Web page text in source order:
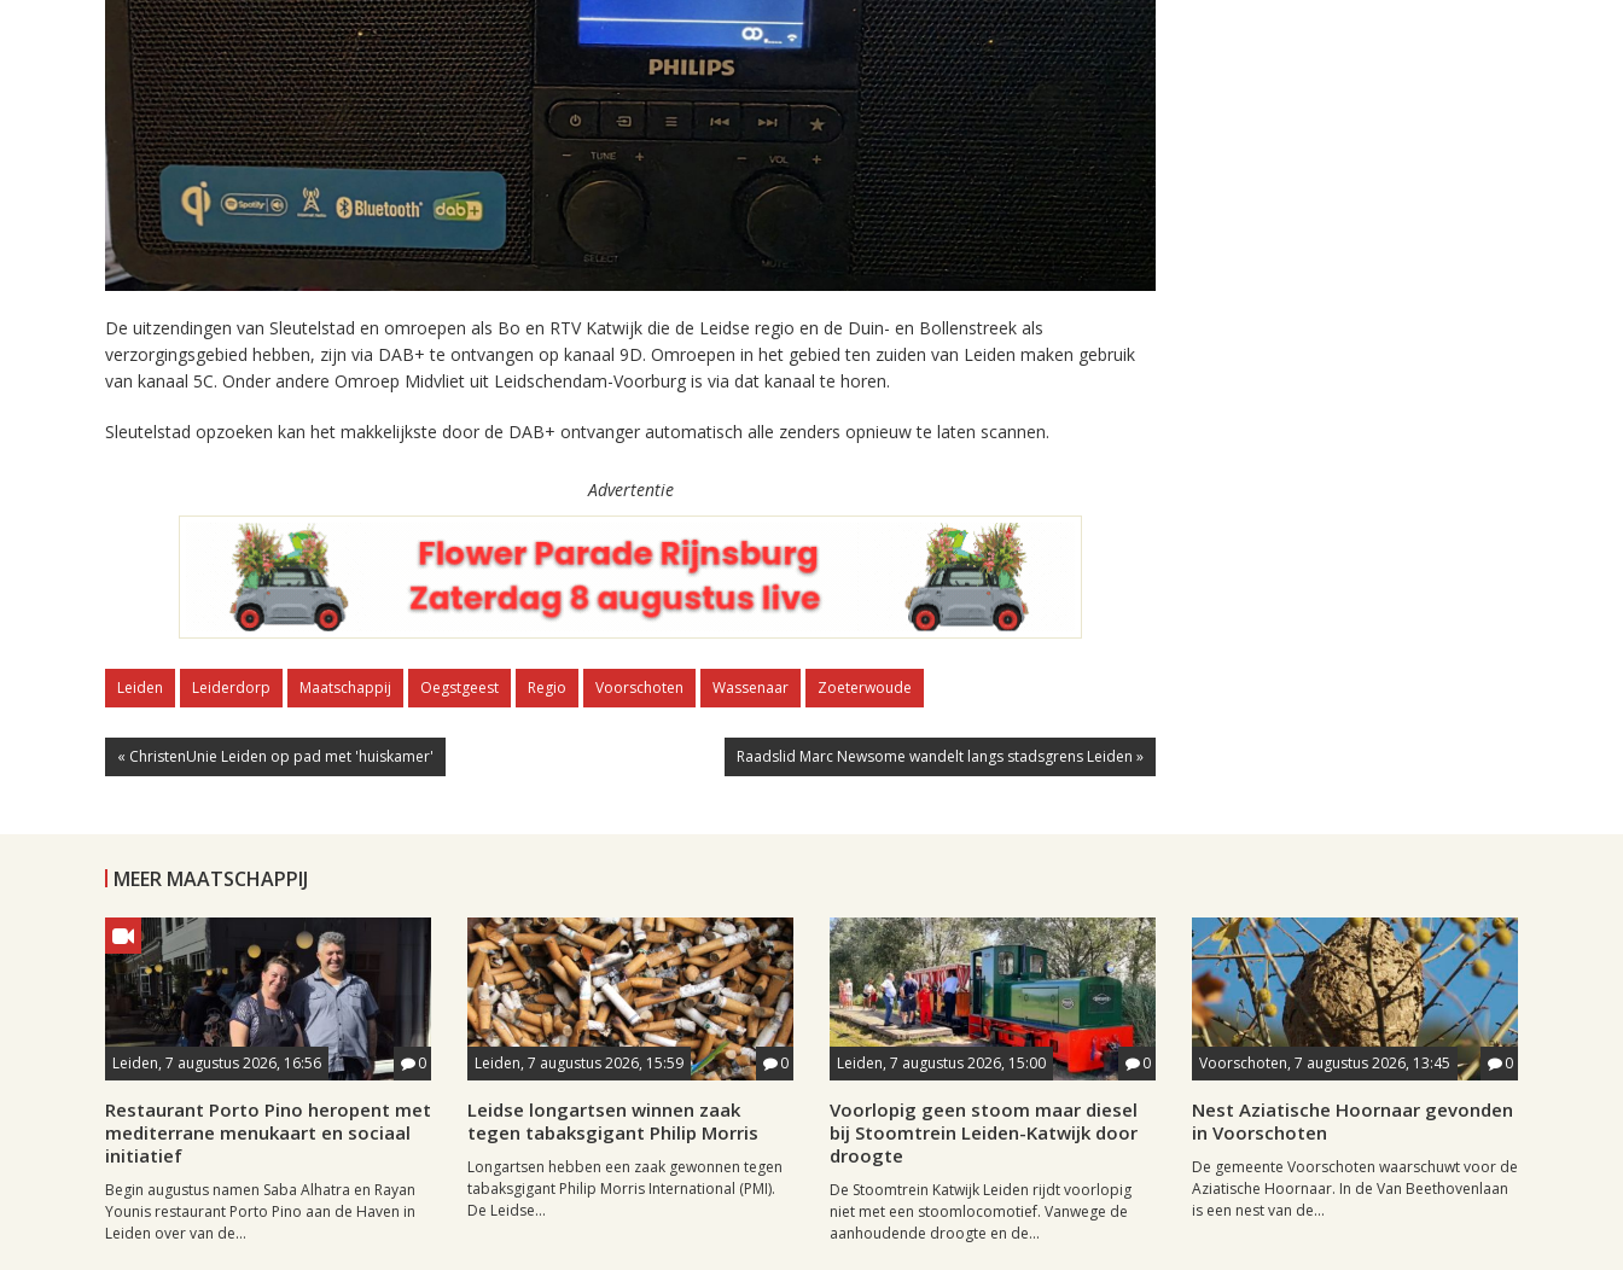
De uitzendingen van Sleutelstad en omroepen als Bo en RTV Katwijk die de Leidse regio en de Duin- en Bollenstreek als
verzorgingsgebied hebben, zijn via DAB+ te ontvangen op kanaal 9D. Omroepen in het gebied ten zuiden van Leiden maken gebruik
van kanaal 5C. Onder andere Omroep Midvliet uit Leidschendam-Voorburg is via dat kanaal te horen.
Sleutelstad opzoeken kan het makkelijkste door de DAB+ ontvanger automatisch alle zenders opnieuw te laten scannen.
Advertentie
Leiden Leiderdorp Maatschappij Oegstgeest Regio Voorschoten Wassenaar Zoeterwoude
« ChristenUnie Leiden op pad met 'huiskamer' Raadslid Marc Newsome wandelt langs stadsgrens Leiden »
MEER MAATSCHAPPIJ
Leiden, 7 augustus 2026, 16:56 0
Restaurant Porto Pino heropent met
mediterrane menukaart en sociaal
initiatief
Begin augustus namen Saba Alhatra en Rayan
Younis restaurant Porto Pino aan de Haven in
Leiden over van de...
Leiden, 7 augustus 2026, 15:59 0
Leidse longartsen winnen zaak
tegen tabaksgigant Philip Morris
Longartsen hebben een zaak gewonnen tegen
tabaksgigant Philip Morris International (PMI).
De Leidse...
Leiden, 7 augustus 2026, 15:00 0
Voorlopig geen stoom maar diesel
bij Stoomtrein Leiden-Katwijk door
droogte
De Stoomtrein Katwijk Leiden rijdt voorlopig
niet met een stoomlocomotief. Vanwege de
aanhoudende droogte en de...
Voorschoten, 7 augustus 2026, 13:45 0
Nest Aziatische Hoornaar gevonden
in Voorschoten
De gemeente Voorschoten waarschuwt voor de
Aziatische Hoornaar. In de Van Beethovenlaan
is een nest van de...